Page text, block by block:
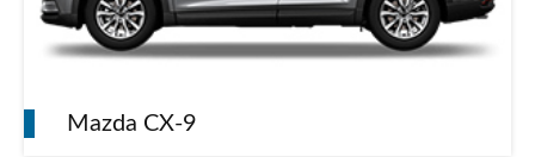
Mazda CX-9